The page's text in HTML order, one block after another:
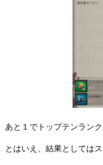
あと１でトップテンラン
とはいえ、結果としてはス